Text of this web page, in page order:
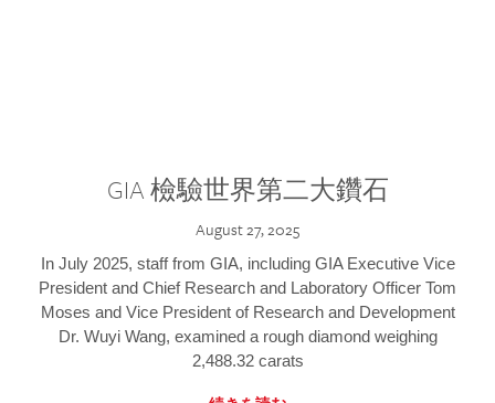
GIA 檢驗世界第二大鑽石
August 27, 2025
In July 2025, staff from GIA, including GIA Executive Vice
President and Chief Research and Laboratory Officer Tom
Moses and Vice President of Research and Development
Dr. Wuyi Wang, examined a rough diamond weighing
2,488.32 carats